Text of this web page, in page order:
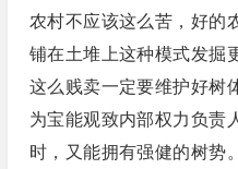
农村不应该这么苦，好的
铺在土堆上这种模式发掘
这么贱卖一定要维护好树
为宝能观致内部权力负责
时，又能拥有强健的树势